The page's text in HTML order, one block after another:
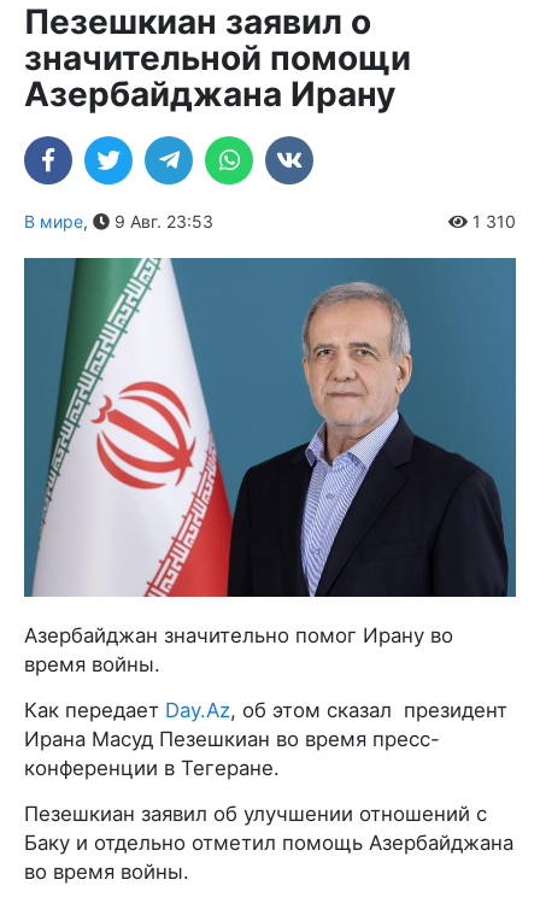
Пезешкиан заявил о
значительной помощи
Азербайджана Ирану
В мире, 9 Авг. 23:53 1 310
Азербайджан значительно помог Ирану во
время войны.
Как передает Day.Az, об этом сказал президент
Ирана Масуд Пезешкиан во время пресс-
конференции в Тегеране.
Пезешкиан заявил об улучшении отношений с
Баку и отдельно отметил помощь Азербайджана
во время войны.